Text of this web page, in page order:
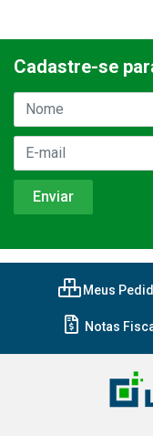
Cadastre-se
Meus
Notas